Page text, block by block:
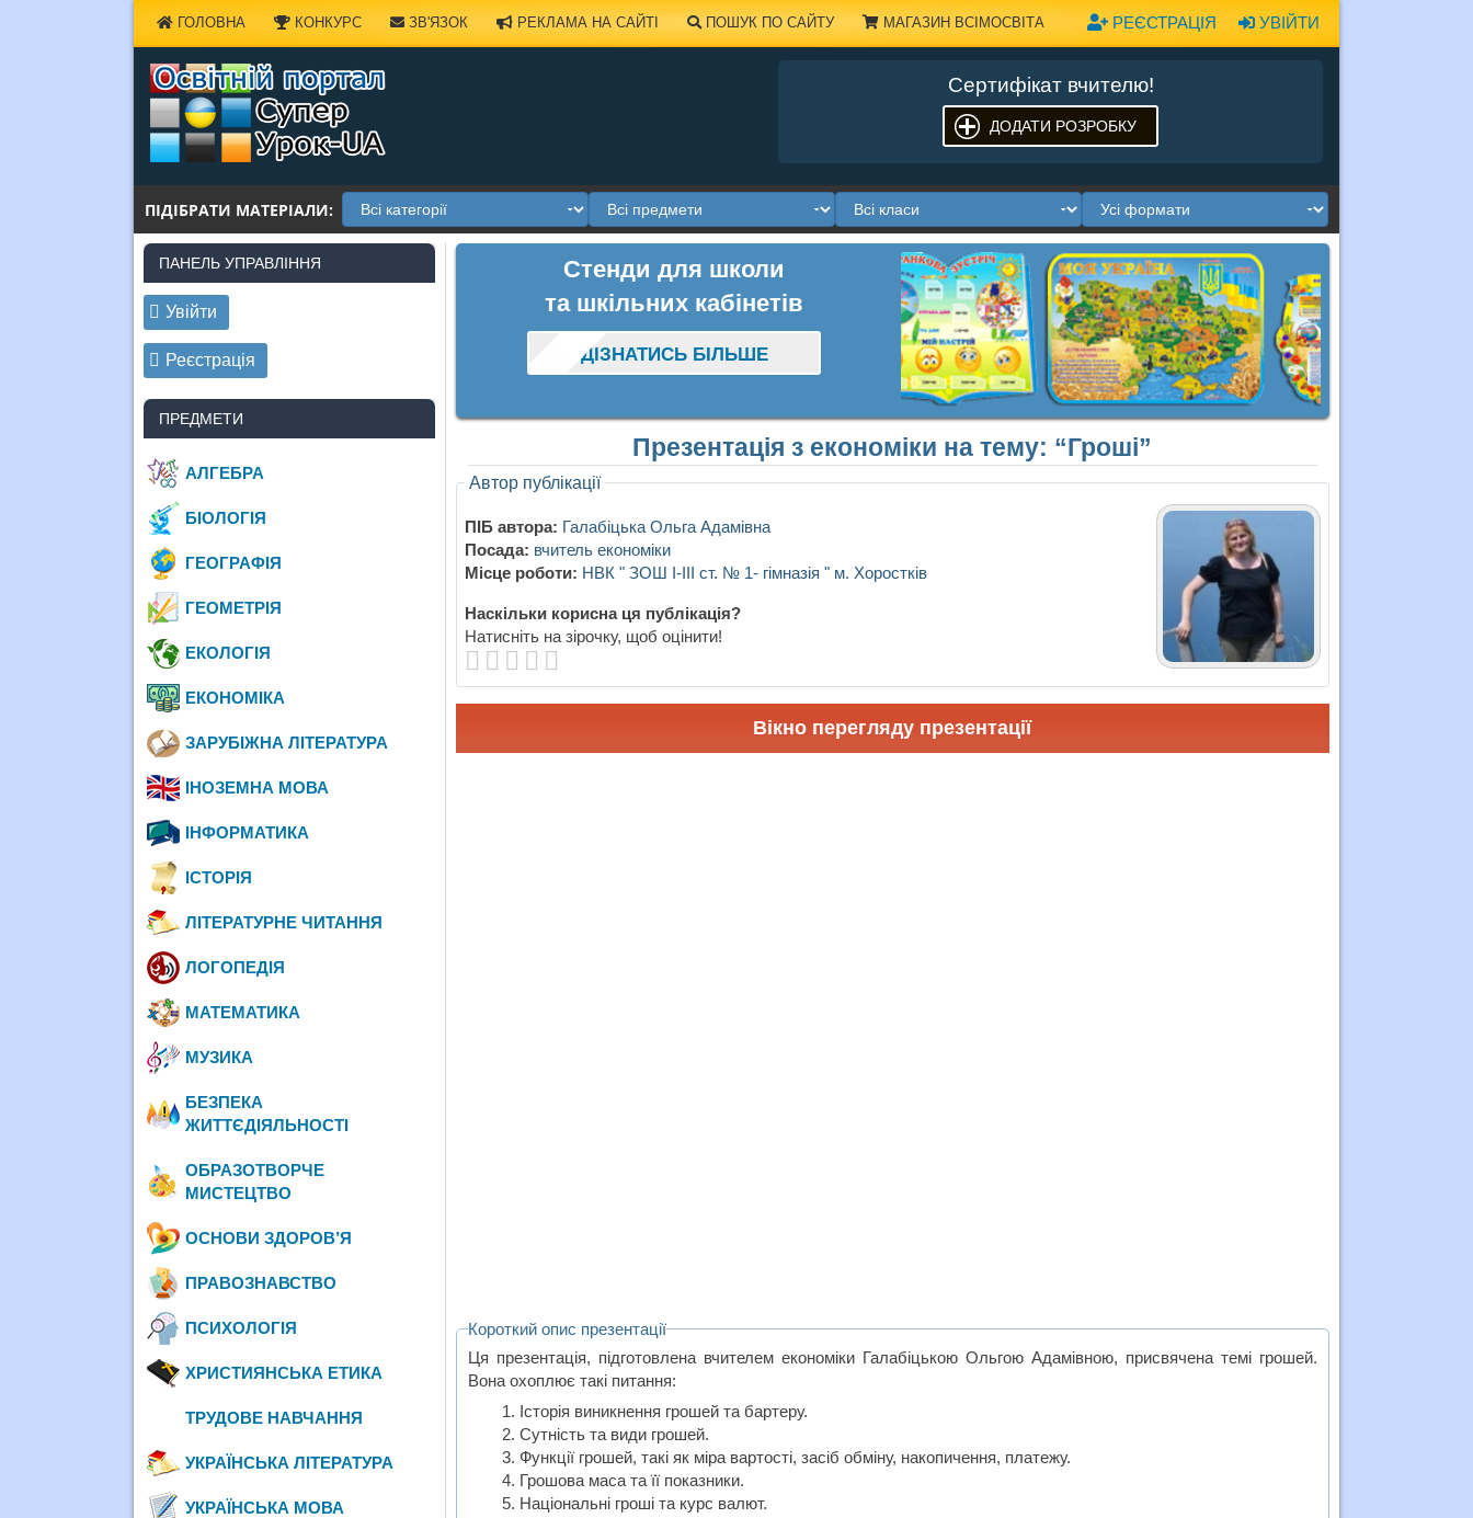
УВІЙТИ
РЕЄСТРАЦІЯ
ГОЛОВНА КОНКУРС ЗВ'ЯЗОК РЕКЛАМА НА САЙТІ ПОШУК ПО САЙТУ МАГАЗИН ВСІМОСВІТА
Сертифікат вчителю!
ДОДАТИ РОЗРОБКУ
ПІДІБРАТИ МАТЕРІАЛИ:
Стенди для школи
та шкільних кабінетів
ДІЗНАТИСЬ БІЛЬШЕ
Презентація з економіки на тему: “Гроші”
Автор публікації
ПІБ автора: Галабіцька Ольга Адамівна
Посада: вчитель економіки
Місце роботи: НВК " ЗОШ І-ІІІ ст. № 1- гімназія " м. Хоростків
Наскільки корисна ця публікація?
Натисніть на зірочку, щоб оцінити!
Вікно перегляду презентації
Короткий опис презентації
Ця презентація, підготовлена вчителем економіки Галабіцькою Ольгою Адамівною, присвячена темі грошей.
Вона охоплює такі питання:
Історія виникнення грошей та бартеру.
Сутність та види грошей.
Функції грошей, такі як міра вартості, засіб обміну, накопичення, платежу.
Грошова маса та її показники.
Національні гроші та курс валют.
ПАНЕЛЬ УПРАВЛІННЯ
Увійти
Реєстрація
ПРЕДМЕТИ
АЛГЕБРА
БІОЛОГІЯ
ГЕОГРАФІЯ
ГЕОМЕТРІЯ
ЕКОЛОГІЯ
ЕКОНОМІКА
ЗАРУБІЖНА ЛІТЕРАТУРА
ІНОЗЕМНА МОВА
ІНФОРМАТИКА
ІСТОРІЯ
ЛІТЕРАТУРНЕ ЧИТАННЯ
ЛОГОПЕДІЯ
МАТЕМАТИКА
МУЗИКА
БЕЗПЕКА
ЖИТТЄДІЯЛЬНОСТІ
ОБРАЗОТВОРЧЕ
МИСТЕЦТВО
ОСНОВИ ЗДОРОВ’Я
ПРАВОЗНАВСТВО
ПСИХОЛОГІЯ
ХРИСТИЯНСЬКА ЕТИКА
ТРУДОВЕ НАВЧАННЯ
УКРАЇНСЬКА ЛІТЕРАТУРА
УКРАЇНСЬКА МОВА